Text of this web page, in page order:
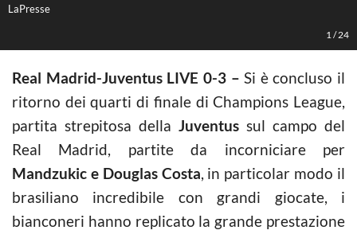
LaPresse
1 /24
Real Madrid-Juventus LIVE 0-3 – Si è concluso il
ritorno dei quarti di finale di Champions League,
partita strepitosa della Juventus sul campo del
Real Madrid, partite da incorniciare per
Mandzukic e Douglas Costa, in particolar modo il
brasiliano incredibile con grandi giocate, i
bianconeri hanno replicato la grande prestazione